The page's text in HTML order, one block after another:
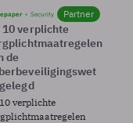
Security Partner
10 verplichte
de
verplichte